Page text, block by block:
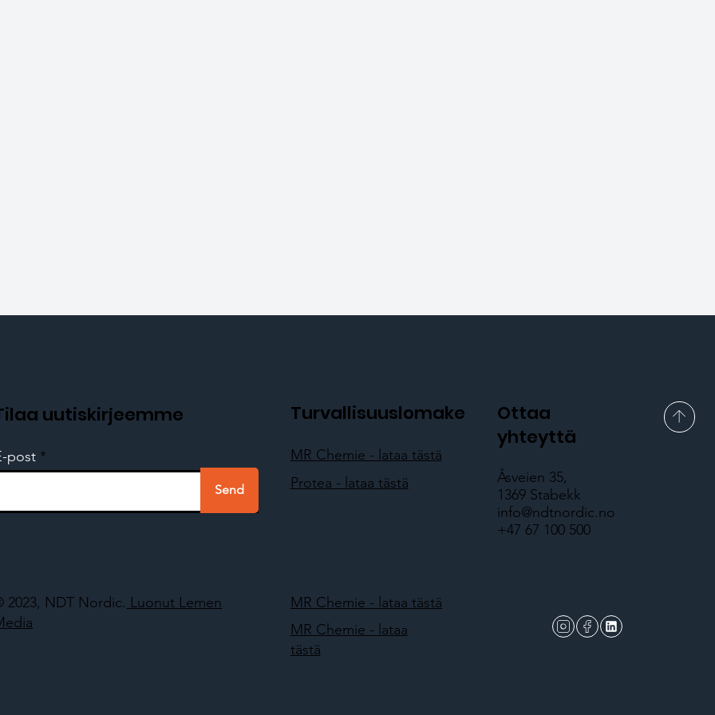
Turvallisuuslomake
MR Chemie - lataa tästä
Protea - lataa tästä
Ottaa
yhteyttä
Åsveien 35,
1369 Stabekk
info@ndtnordic.no
+47 67 100 500
2023, NDT Nordic. Luonut Lemen
uutiskirjeemme
post
Send
MR Chemie - lataa tästä
MR Chemie - lataa
tästä